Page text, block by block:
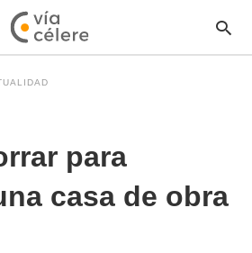
para
casa de obra